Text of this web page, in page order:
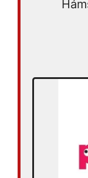
Lunes
09:00 –